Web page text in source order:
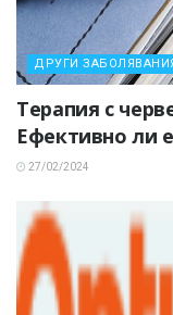
ДРУГИ
Терапия с
Ефективно ли
27/02/2024